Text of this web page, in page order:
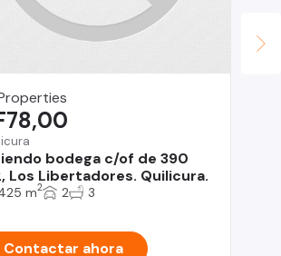
bodega c/of de 390
Los Libertadores. Quilicura.
m2 2 3
Contactar ahora